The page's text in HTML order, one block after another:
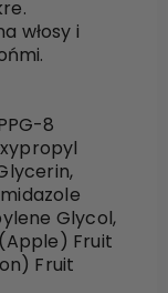
włosy i
8
Glycol,
Fruit
Fruit